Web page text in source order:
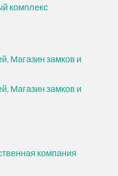
комплекс
Магазин замков и
Магазин замков и
компания